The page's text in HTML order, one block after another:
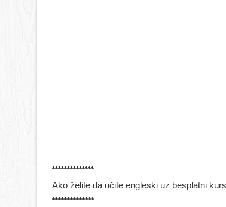
**************
Ako želite da učite engleski uz besplatni
**************